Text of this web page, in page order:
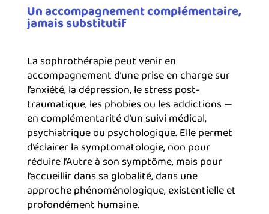
Un accompagnement complémentaire,
jamais substitutif
La sophrothérapie peut venir en
accompagnement d’une prise en charge sur
l’anxiété, la dépression, le stress post-
traumatique, les phobies ou les addictions —
en complémentarité d’un suivi médical,
psychiatrique ou psychologique. Elle permet
d’éclairer la symptomatologie, non pour
réduire l’Autre à son symptôme, mais pour
l’accueillir dans sa globalité, dans une
approche phénoménologique, existentielle et
profondément humaine.